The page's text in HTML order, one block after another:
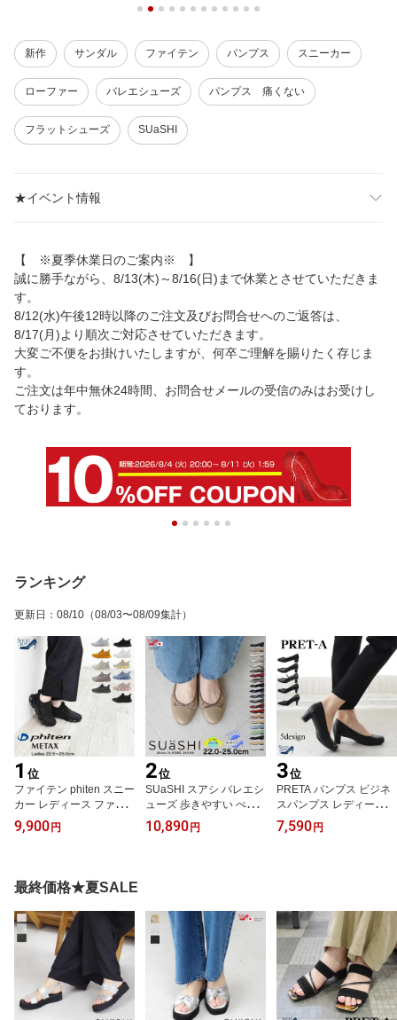
新作 サンダル ファイテン パンプス スニーカー
ローファー バレエシューズ パンプス 痛くない
フラットシューズ SUaSHI
★イベント情報
【 ※夏季休業日のご案内※ 】
誠に勝手ながら、8/13(木)～8/16(日)まで休業とさせていただきま
す。
8/12(水)午後12時以降のご注文及びお問合せへのご返答は、
8/17(月)より順次ご対応させていただきます。
大変ご不便をお掛けいたしますが、何卒ご理解を賜りたく存じま
す。
ご注文は年中無休24時間、お問合せメールの受信のみはお受けし
ております。
ランキング
更新日 ： 08/10 （08/03〜08/09集計）
1 位
ファイテン phiten スニー
カー レディース ファイ
テンスニーカー シューズ
女性スニーカー 厚底スニ
性 手を使わない 靴 ゴム
紐 インヒール カジュア
ル 女性用スニーカー レ
ディース靴シューズ MTE
AX 3cm[FOO-JFC-PHI-0
9,900円
2位
SUaSHI スアシ バレエシ
ューズ 歩きやすい ぺた
んこ パンプス 靴 オフィ
ス レディース 疲れにく
レエ フラットシューズ
リボン 結婚式 ローヒー
ル 1.5cm 日本製 [FOO-S
10,890円
3位
PRETA パンプス ビジネ
スパンプス レディース
歩きやすい 靴 選べる ス
クエア ラウンド トゥ オ
にくい 通勤パンプス フ
ォーマルパンプス 黒パン
プス 冠婚葬祭 黒 [FOO-S
W-MIX]
7,590円
最終価格★夏SALE